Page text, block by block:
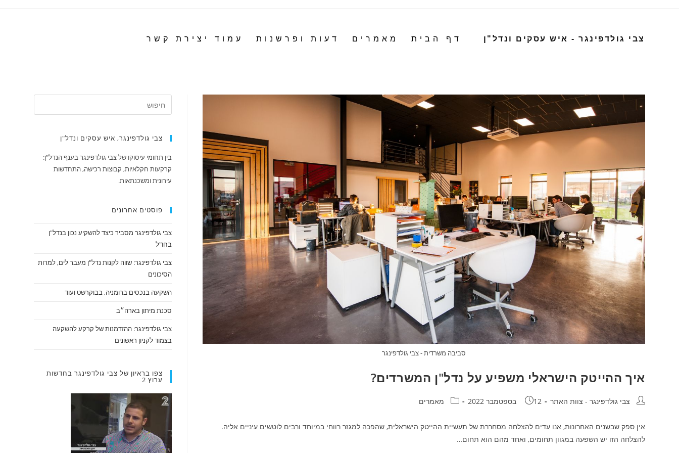
צבי גולדפינגר - איש עסקים ונדל"ן דף הבית מאמרים דעות ופרשנות עמוד יצירת קשר
סביבה משרדית - צבי גולדפינגר
איך ההייטק הישראלי משפיע על נדל"ן המשרדים?
צבי גולדפינגר - צוות האתר 12 בספטמבר 2022 מאמרים
אין ספק שבשנים האחרונות, אנו עדים להצלחה מסחררת של תעשיית ההייטק הישראלית, שהפכה למגזר רווחי במיוחד ורבים לוטשים עיניים אליה.
להצלחה הזו יש השפעה במגוון תחומים, ואחד מהם הוא תחום…
צבי גולדפינגר, איש עסקים ונדל"ן
בין תחומי עיסוקו של צבי גולדפינגר בענף הנדל"ן:
קרקעות חקלאיות, קבוצות רכישה, התחדשות
עירונית ומשכנתאות.
פוסטים אחרונים
צבי גולדפינגר מסביר כיצד להשקיע נכון בנדל"ן
בחו"ל
צבי גולדפינגר: שווה לקנות נדל"ן מעבר לים, למרות
הסיכונים
השקעה בנכסים ברומניה, בבוקרשט ועוד
סכנת מיתון בארה״ב
צבי גולדפינגר: ההזדמנות של קרקע להשקעה
בצמוד לקניון ראשונים
צפו בראיון של צבי גולדפינגר בחדשות
ערוץ 2